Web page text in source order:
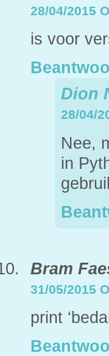
28/04/2015
is voor
Dion
28/04/
Nee,
in
Bram
31/05/2015
print